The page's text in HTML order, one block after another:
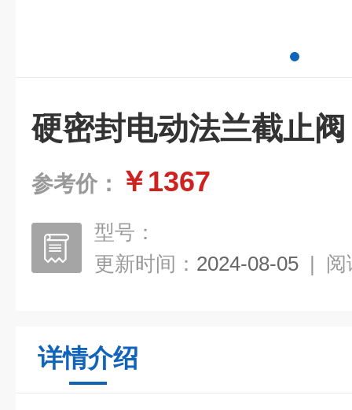
硬密封电动法兰截止阀
参考价： ￥1367
型号：
更新时间： 2024-08-05 | 阅
详情介绍